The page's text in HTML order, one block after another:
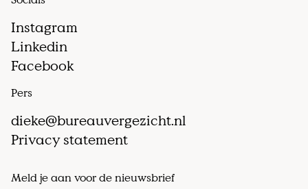
Instagram
Linkedin
Facebook
Pers
dieke@bureauvergezicht.nl
Privacy statement
Meld je aan voor de nieuwsbrief